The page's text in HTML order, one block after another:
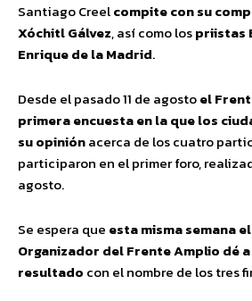
Santiago Creelcompite con su
Xóchitl Gálvez, así como lospriistas
Enrique de la Madrid.
Desde el pasado 11 de agostoel
primera encuesta en la que los
su opiniónacerca de los cuatro
participaron en el primer foro,
agosto.
Se espera que esta misma semana
Organizador del Frente Amplio dé
resultado con el nombre de los tres